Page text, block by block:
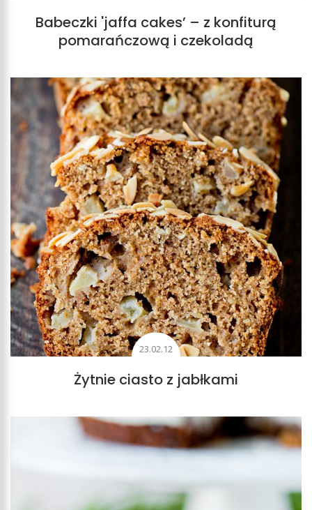
Babeczki 'jaffa cakes’ – z konfiturą
pomarańczową i czekoladą
23.02.12
Żytnie ciasto z jabłkami